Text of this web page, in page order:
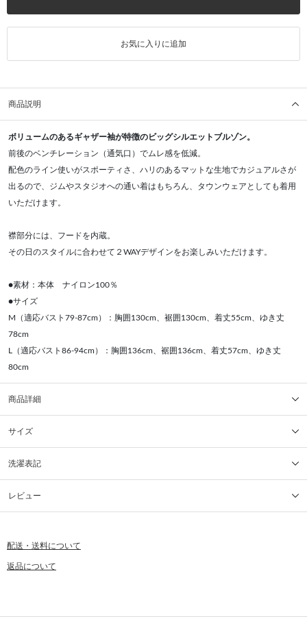
お気に入りに追加
商品説明
ボリュームのあるギャザー袖が特徴のビッグシルエットブルゾン。
前後のベンチレーション（通気口）でムレ感を低減。
配色のライン使いがスポーティさ、ハリのあるマットな生地でカジュアルさが
出るので、ジムやスタジオへの通い着はもちろん、タウンウェアとしても着用
いただけます。
襟部分には、フードを内蔵。
その日のスタイルに合わせて２WAYデザインをお楽しみいただけます。
●素材：本体 ナイロン100％
●サイズ
M（適応バスト79-87cm）：胸囲130cm、裾囲130cm、着丈55cm、ゆき丈
78cm
L（適応バスト86-94cm）：胸囲136cm、裾囲136cm、着丈57cm、ゆき丈
80cm
商品詳細
サイズ
洗濯表記
レビュー
配送・送料について
返品について